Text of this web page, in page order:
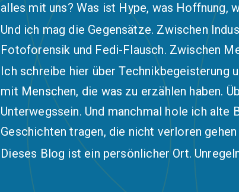
alles mit uns? Was ist Hype, was Hoffnung,
Und ich mag die Gegensätze. Zwischen
Fotoforensik und Fedi-Flausch. Zwischen
Ich schreibe hier über Technikbegeisterung
mit Menschen, die was zu erzählen haben.
Unterwegssein. Und manchmal hole ich alte
Geschichten tragen, die nicht verloren
Dieses Blog ist ein persönlicher Ort.